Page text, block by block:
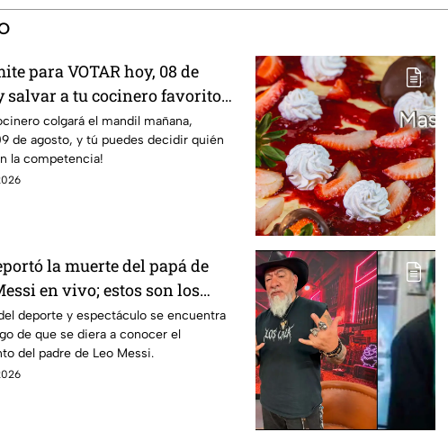
para VOTAR hoy, 08 de
salvar a tu cocinero favorito
24/7
colgará el mandil mañana,
de agosto, y tú puedes decidir quién
la competencia!
la muerte del papá de
en vivo; estos son los
Venga La Alegría
deporte y espectáculo se encuentra
de que se diera a conocer el
del padre de Leo Messi.